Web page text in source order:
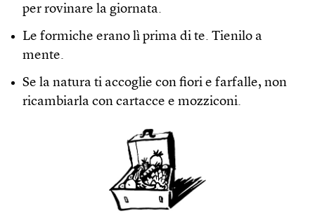
per rovinare la giornata.
Le formiche erano lì prima di te. Tienilo a
mente.
Se la natura ti accoglie con fiori e farfalle, non
ricambiarla con cartacce e mozziconi.